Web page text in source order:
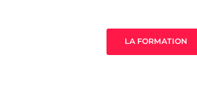
LA FORMATION